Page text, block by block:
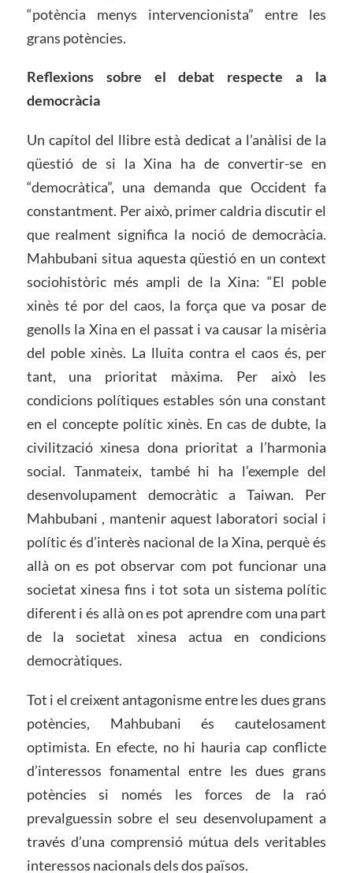
“potència menys intervencionista” entre les
grans potències.
Reflexions sobre el debat respecte a la
democràcia
Un capítol del llibre està dedicat a l’anàlisi de la
qüestió de si la Xina ha de convertir-se en
“democràtica”, una demanda que Occident fa
constantment. Per això, primer caldria discutir el
que realment significa la noció de democràcia.
Mahbubani situa aquesta qüestió en un context
sociohistòric més ampli de la Xina: “El poble
xinès té por del caos, la força que va posar de
genolls la Xina en el passat i va causar la misèria
del poble xinès. La lluita contra el caos és, per
tant, una prioritat màxima. Per això les
condicions polítiques estables són una constant
en el concepte polític xinès. En cas de dubte, la
civilització xinesa dona prioritat a l’harmonia
social. Tanmateix, també hi ha l’exemple del
desenvolupament democràtic a Taiwan. Per
Mahbubani , mantenir aquest laboratori social i
polític és d’interès nacional de la Xina, perquè és
allà on es pot observar com pot funcionar una
societat xinesa fins i tot sota un sistema polític
diferent i és allà on es pot aprendre com una part
de la societat xinesa actua en condicions
democràtiques.
Tot i el creixent antagonisme entre les dues grans
potències, Mahbubani és cautelosament
optimista. En efecte, no hi hauria cap conflicte
d’interessos fonamental entre les dues grans
potències si només les forces de la raó
prevalguessin sobre el seu desenvolupament a
través d’una comprensió mútua dels veritables
interessos nacionals dels dos països.